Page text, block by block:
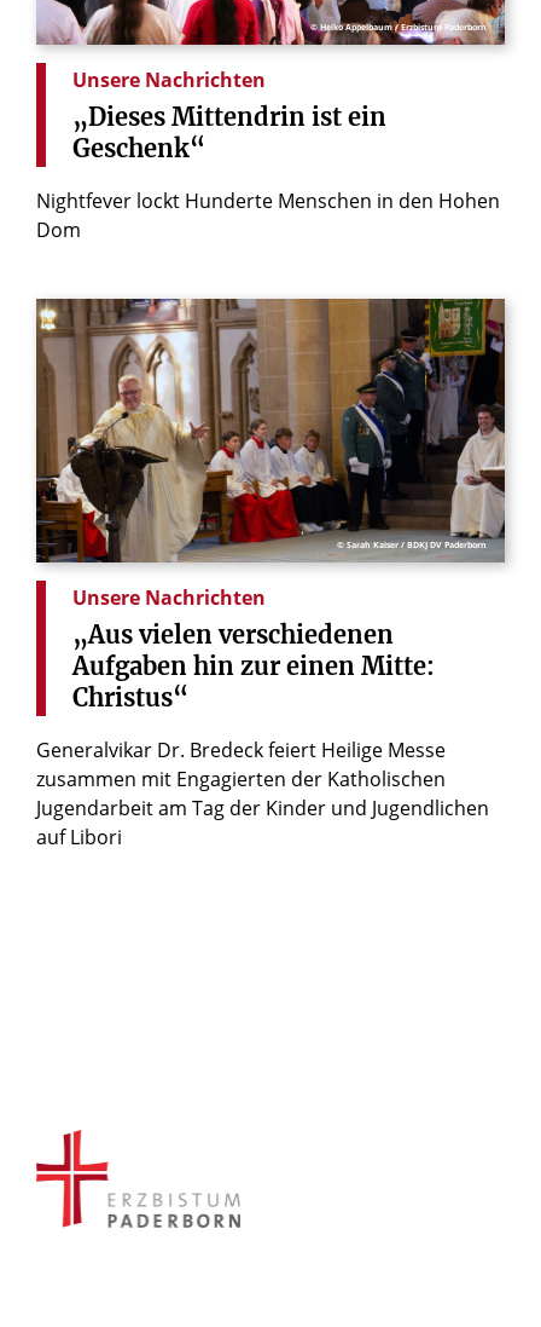
© Heiko Appelbaum / Erzbistum Paderborn
Unsere Nachrichten
„Dieses Mittendrin ist ein
Geschenk“
Nightfever lockt Hunderte Menschen in den Hohen
Dom
© Sarah Kaiser / BDKJ DV Paderborn
Unsere Nachrichten
„Aus vielen verschiedenen
Aufgaben hin zur einen Mitte:
Christus“
Generalvikar Dr. Bredeck feiert Heilige Messe
zusammen mit Engagierten der Katholischen
Jugendarbeit am Tag der Kinder und Jugendlichen
auf Libori